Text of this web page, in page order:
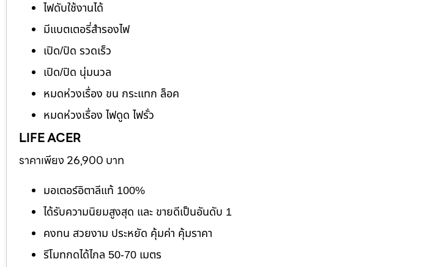
ไฟดับใช้งานได้
มีแบตเตอรี่สำรองไฟ
เปิด/ปิด รวดเร็ว
เปิด/ปิด นุ่มนวล
หมดห่วงเรื่อง ขน กระแทก ล็อค
หมดห่วงเรื่อง ไฟดูด ไฟรั่ว
LIFE ACER
ราคาเพียง 26,900 บาท
มอเตอร์อิตาลีแท้ 100%
ได้รับความนิยมสูงสุด และ ขายดีเป็นอันดับ 1
คงทน สวยงาม ประหยัด คุ้มค่า คุ้มราคา
รีโมทกดได้ไกล 50-70 เมตร